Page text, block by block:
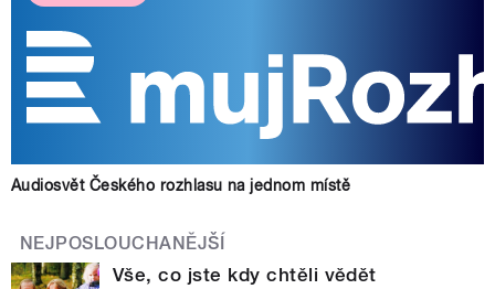
Audiosvět Českého rozhlasu na jednom místě
NEJPOSLOUCHANĚJŠÍ
Vše, co jste kdy chtěli vědět